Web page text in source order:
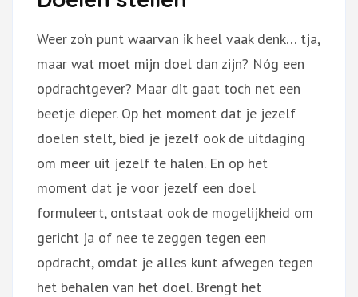
Weer zo’n punt waarvan ik heel vaak denk… tja,
maar wat moet mijn doel dan zijn? Nóg een
opdrachtgever? Maar dit gaat toch net een
beetje dieper. Op het moment dat je jezelf
doelen stelt, bied je jezelf ook de uitdaging
om meer uit jezelf te halen. En op het
moment dat je voor jezelf een doel
formuleert, ontstaat ook de mogelijkheid om
gericht ja of nee te zeggen tegen een
opdracht, omdat je alles kunt afwegen tegen
het behalen van het doel. Brengt het